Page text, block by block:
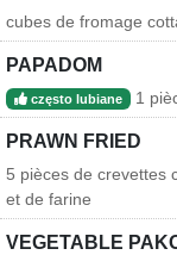
cubes de fromage
PAPADOM
często lubiane 1
PRAWN FRIED
5 pièces de crevettes
et de farine
VEGETABLE